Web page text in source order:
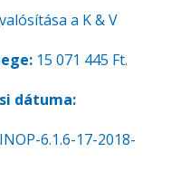
a K & V
15 071 445 Ft.
dátuma:
6.1.6-17-2018-